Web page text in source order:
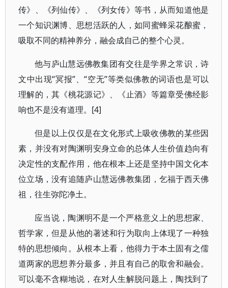
传》、《列仙传》、《列女传》等书，从而知道他是
一个知识渊博、思想活跃的人，如同蜜蜂采花酿蜜，
吸取不同的精神养分，融会成自己的整个心灵。
他与庐山慧远佛教集团有交往是学界之常识，诗
文中出现“冥报”、“空无”等类似佛教的词语也是可以
理解的，其《桃花源记》、《止酒》等篇章受佛经影
响也不是没有道理。[4]
但是以上仅仅是在文化形式上吸收佛教的某些因
素，并没有对陶渊明安身立命的总体人生价值趋向有
决定性的支配作用，他在根本上还是坚持中国文化本
位立场，没有追随庐山慧远佛教集团，乞福于西天佛
祖，往生弥陀净土。
应当说，陶渊明不是一个严格意义上的思想家、
哲学家，但是从他的著述和行为取向上体现了一种独
特的思想倾向。从根本上看，他得力于本土固有之儒
道两家的思想养分最多，并且有自己的取舍和融会。
可以毫不含糊地说，在对人生解脱问题上，陶找到了